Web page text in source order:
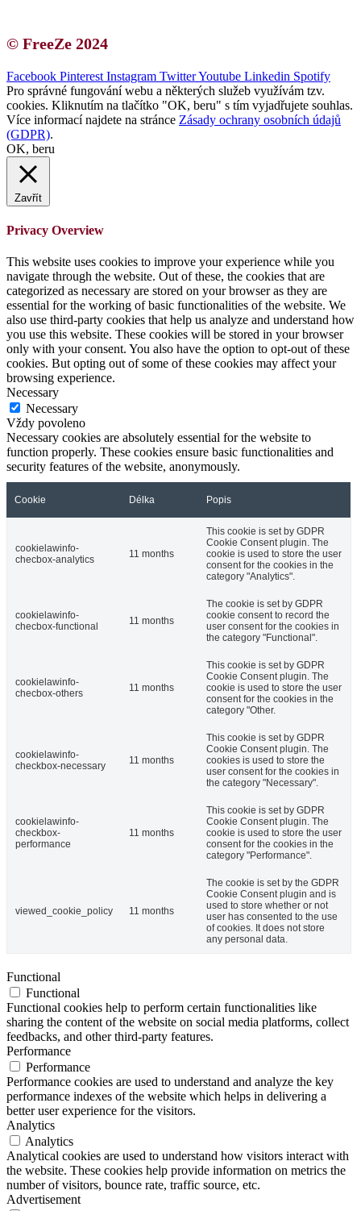
© FreeZe 2024
Facebook Pinterest Instagram TwitterYoutube Linkedin Spotify
Pro správné fungování webu a některých služeb využívám tzv.
cookies. Kliknutím na tlačítko "OK, beru" s tím vyjadřujete souhlas.
Více informací najdete na stránce Zásady ochrany osobních údajů
(GDPR).
OK, beru
Zavřít
Privacy Overview
This website uses cookies to improve your experience while you
navigate through the website. Out of these, the cookies that are
categorized as necessary are stored on your browser as they are
essential for the working of basic functionalities of the website. We
also use third-party cookies that help us analyze and understand how
you use this website. These cookies will be stored in your browser
only with your consent. You also have the option to opt-out of these
cookies. But opting out of some of these cookies may affect your
browsing experience.
Necessary
Necessary
Vždy povoleno
Necessary cookies are absolutely essential for the website to
function properly. These cookies ensure basic functionalities and
security features of the website, anonymously.
Cookie Délka Popis
cookielawinfo-
checbox-analytics
11 months
This cookie is set by GDPR
Cookie Consent plugin. The
cookie is used to store the user
consent for the cookies in the
category "Analytics".
cookielawinfo-
checbox-functional
11 months
The cookie is set by GDPR
cookie consent to record the
user consent for the cookies in
the category "Functional".
cookielawinfo-
checbox-others
11 months
This cookie is set by GDPR
Cookie Consent plugin. The
cookie is used to store the user
consent for the cookies in the
category "Other.
cookielawinfo-
checkbox-necessary
11 months
This cookie is set by GDPR
Cookie Consent plugin. The
cookies is used to store the
user consent for the cookies in
the category "Necessary".
cookielawinfo-
checkbox-
performance
11 months
This cookie is set by GDPR
Cookie Consent plugin. The
cookie is used to store the user
consent for the cookies in the
category "Performance".
viewed_cookie_policy 11 months
The cookie is set by the GDPR
Cookie Consent plugin and is
used to store whether or not
user has consented to the use
of cookies. It does not store
any personal data.
Functional
Functional
Functional cookies help to perform certain functionalities like
sharing the content of the website on social media platforms, collect
feedbacks, and other third-party features.
Performance
Performance
Performance cookies are used to understand and analyze the key
performance indexes of the website which helps in delivering a
better user experience for the visitors.
Analytics
Analytics
Analytical cookies are used to understand how visitors interact with
the website. These cookies help provide information on metrics the
number of visitors, bounce rate, traffic source, etc.
Advertisement